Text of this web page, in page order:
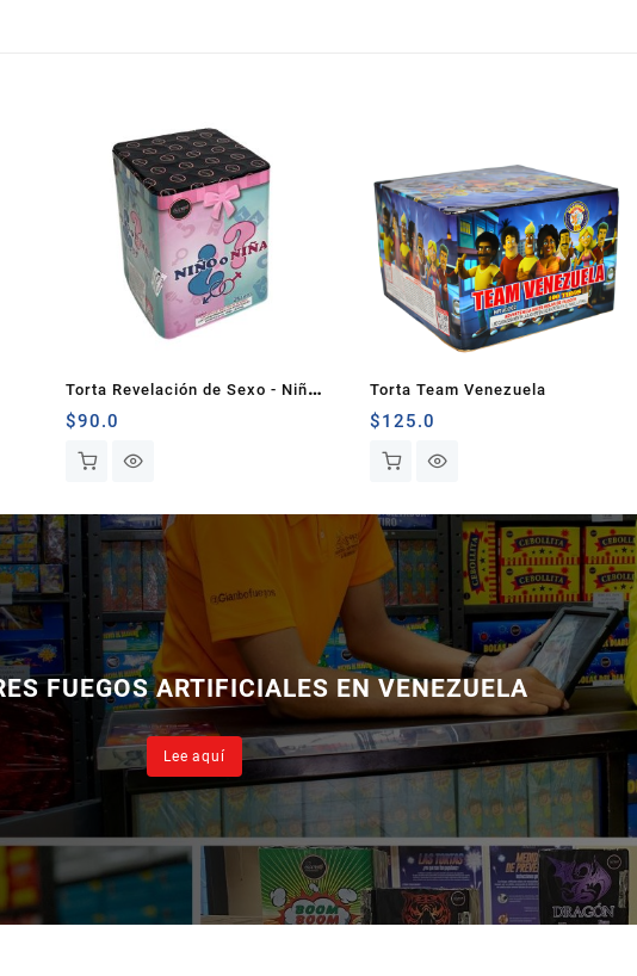
Torta Revelación de Sexo - Niño
o Niña?
$90.0
Torta Team Venezuela
$125.0
FUEGOS ARTIFICIALES EN VENEZUELA
Lee aquí